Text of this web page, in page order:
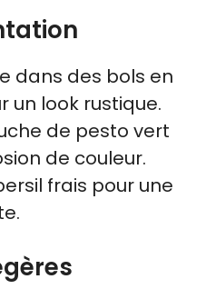
dans des bols en
un look rustique.
de pesto vert
de couleur.
frais pour une